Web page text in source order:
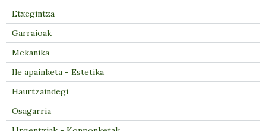
Etxegintza
Garraioak
Mekanika
Ile apainketa - Estetika
Haurtzaindegi
Osagarria